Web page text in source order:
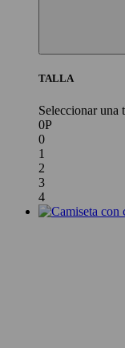
TALLA
Seleccionar una
0P
0
1
2
3
4